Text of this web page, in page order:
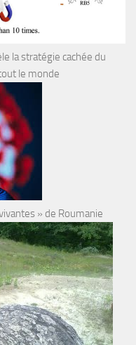
la stratégie cachée du
le monde
» de Roumanie